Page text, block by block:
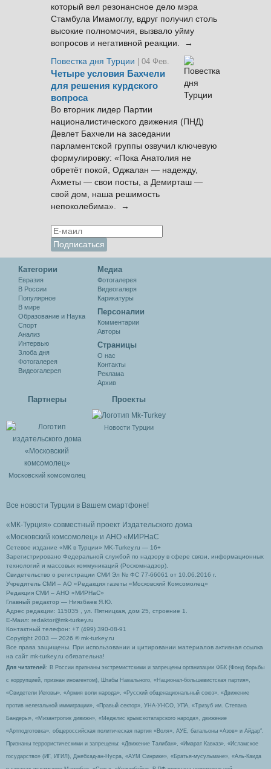
который вел резонансное дело мэра
Стамбула Имамоглу, вдруг получил столь
высокие полномочия, вызвало уйму
вопросов и негативной реакции. →
Повестка дня Турции
| 04 Фев.
Четыре условия Бахчели
для решения курдского
вопроса
Во вторник лидер Партии
националистического движения (ПНД)
Девлет Бахчели на заседании
парламентской группы озвучил ключевую
формулировку: «Пока Анатолия не
обретёт покой, Оджалан — надежду,
Ахметы — свои посты, а Демирташ —
свой дом, наша решимость
непоколебима». →
Категории
Евразия
В России
Популярное
В мире
Образование и Наука
Спорт
Анализ
Интервью
Злоба дня
Фотогалерея
Видеогалерея
Медиа
Фотогалерея
Видеогалеря
Карикатуры
Персоналии
Комментарии
Авторы
Cтраницы
О нас
Контакты
Реклама
Архив
Партнеры
Московский комсомолец
Проекты
Новости Турции
Все новости Турции в Вашем смартфоне!
«МК-Турция» совместный проект Издательского дома
«Московский комсомолец» и АНО «МИРНаС
Сетевое издание «МК в Турции» MK-Turkey.ru — 16+
Зарегистрировано Федеральной службой по надзору в сфере связи, информационных
технологий и массовых коммуникаций (Роскомнадзор).
Свидетельство о регистрации СМИ Эл № ФС 77-66061 от 10.06.2016 г.
Учредитель СМИ – АО «Редакция газеты «Московский Комсомолец»
Редакция СМИ – АНО «МИРНаС»
Главный редактор — Ниязбаев Я.Ю.
Адрес редакции: 115035 , ул. Пятницкая, дом 25, строение 1.
Е-Маил: redaktor@mk-turkey.ru
Контактный телефон: +7 (499) 390-08-91
Copyright 2003 — 2026 © mk-turkey.ru
Все права защищены. При использовании и цитировании материалов активная ссылка
на сайт mk-turkey.ru обязательна!
Для читателей : В России признаны экстремистскими и запрещены организации ФБК (Фонд борьбы
с коррупцией, признан иноагентом), Штабы Навального, «Национал-большевистская партия»,
«Свидетели Иеговы», «Армия воли народа», «Русский общенациональный союз», «Движение
против нелегальной иммиграции», «Правый сектор», УНА-УНСО, УПА, «Тризуб им. Степана
Бандеры», «Мизантропик дивижн», «Меджлис крымскотатарского народа», движение
«Артподготовка», общероссийская политическая партия «Воля», АУЕ, батальоны «Азов» и Айдар″.
Признаны террористическими и запрещены: «Движение Талибан», «Имарат Кавказ», «Исламское
государство» (ИГ, ИГИЛ), Джебхад-ан-Нусра, «АУМ Синрике», «Братья-мусульмане», «Аль-Каида